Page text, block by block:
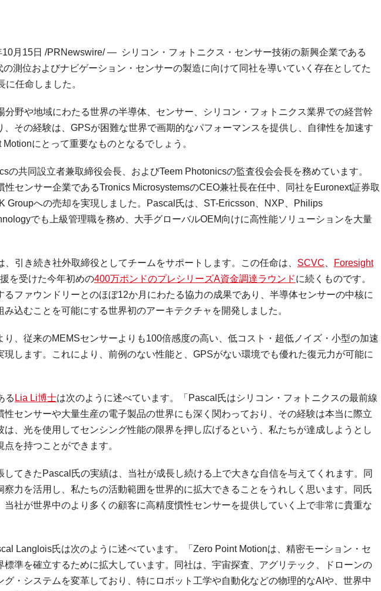
月15日 /PRNewswire/ — シリコン・フォトニクス・センサー技術の新興企業である
の測位およびナビゲーション・センサーの製造に向けて同社を導いていく存在としてた
に任命しました。
分野や地域にわたる世界の半導体、センサー、シリコン・フォトニクス業界での経営幹
、その経験は、GPSが困難な世界で画期的なパフォーマンスを提供し、自律性を加速す
にとって重要なものとなるでしょう。
の共同設立者兼取締役会長、およびTeem Photonicsの監査役会会長を務めています。
性センサー企業であるTronics MicrosystemsのCEO兼社長在任中、同社をEuronext証券取
Groupへの売却を実現しました。Pascal氏は、ST-Ericsson、NXP、Philips
でも上級管理職を務め、大手グローバルOEM向けに高性能ソリューションを大量
、引き続き社外取締役としてチームをサポートします。この任命は、 SCVC
Foresight
を受けた今年初めの400万ポンドのプレシリーズA資金調達ラウンドに続くものです。
るファウンドリーとのほぼ12か月にわたる協力の成果であり、半導体センサーの中核に
込むことを可能にする世界初のアーキテクチャを開発しました。
り、従来のMEMSセンサーよりも100倍感度の高い、低コスト・超低ノイズ・小型の加速
現します。これにより、前例のない性能と、GPSがない環境でも優れた復元力が可能に
る Lia Li博士は次のように述べています。「Pascal氏はシリコン・フォトニクスの最前線
性センサーや大量生産の電子製品の世界にも深く関わっており、その経験は本当に際立
は、光を使用してセンシング性能の限界を押し広げるという、私たちが達成しようとし
を持つことができます。
してきたPascal氏の実績は、当社が成長し続ける上で大きな自信を与えてくれます。同
察力を活用し、私たちの活動範囲を世界的に拡大できることをうれしく思います。同氏
当社が世界中のより多くの顧客に高精度慣性センサーを提供していく上で非常に貴重な
Langlois氏は次のように述べています。「Zero Point Motionは、精密モーション・セ
標準を確立するために拡大しています。同社は、宇宙探査、アグリテック、ドローンの
・システムを変革しており、特にロボット工学や自動化などの物理的なAIや、世界中